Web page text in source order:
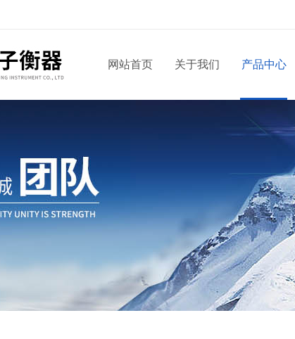
网站首页 关于我们 产品中心